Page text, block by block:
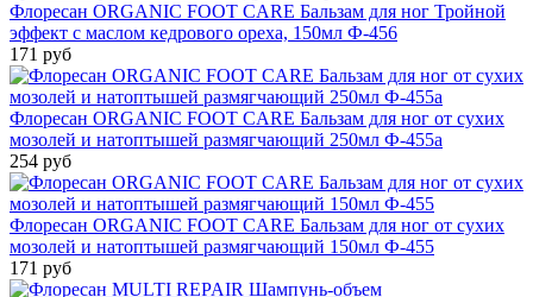
Флоресан ORGANIC FOOT CARE Бальзам для ног Тройной
эффект с маслом кедрового ореха, 150мл Ф-456
171 руб
Флоресан ORGANIC FOOT CARE Бальзам для ног от сухих
мозолей и натоптышей размягчающий 250мл Ф-455а
254 руб
Флоресан ORGANIC FOOT CARE Бальзам для ног от сухих
мозолей и натоптышей размягчающий 150мл Ф-455
171 руб